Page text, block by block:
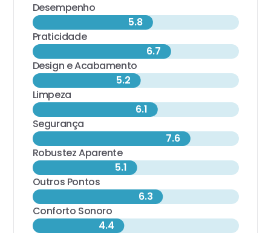
Desempenho
5.8
Praticidade
6.7
Design e Acabamento
5.2
Limpeza
6.1
Segurança
7.6
Robustez Aparente
5.1
Outros Pontos
6.3
Conforto Sonoro
4.4